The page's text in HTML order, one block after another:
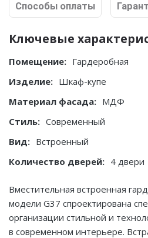
Способы оплаты
Ключевые
Помещение: Гардеробная
Изделие: Шкаф-купе
Материал фасада: МДФ
Стиль: Современный
Вид: Встроенный
Количество дверей: 4 двери
Вместительная встроенная
модели G37 спроектирована
организации стильной и
в современном интерьере.